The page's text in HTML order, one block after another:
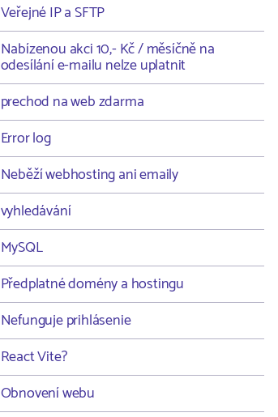
Veřejné IP a SFTP
Nabízenou akci 10,- Kč / měsíčně na
odesílání e-mailu nelze uplatnit
prechod na web zdarma
Error log
Neběží webhosting ani emaily
vyhledávání
MySQL
Předplatné domény a hostingu
Nefunguje prihlásenie
React Vite?
Obnovení webu